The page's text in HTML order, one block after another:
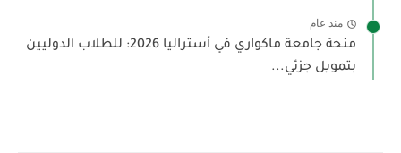
منذ عام
منحة جامعة ماكواري في أستراليا 2026: للطلاب الدوليين
بتمويل جزئي...